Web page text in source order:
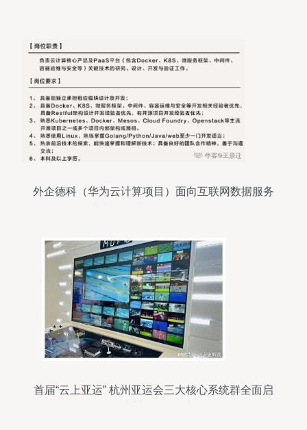
外企德科（华为云计算项目）面向互联网数据服务
首届“云上亚运” 杭州亚运会三大核心系统群全面启